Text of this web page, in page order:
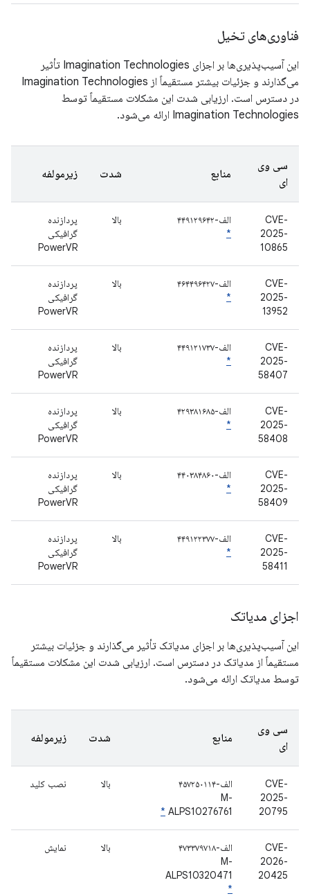
فناوری‌های تخیل
این آسیب‌پذیری‌ها بر اجزای Imagination Technologies تأثیر
می‌گذارند و جزئیات بیشتر مستقیماً از Imagination Technologies
در دسترس است. ارزیابی شدت این مشکلات مستقیماً توسط
Imagination Technologies ارائه می‌شود.
سی وی
ای
منابع شدت زیرمولفه
CVE-
2025-
10865
الف-۴۴۹۱۲۹۶۴۲
*
بالا
پردازنده
گرافیکی
PowerVR
CVE-
2025-
13952
الف-۴۶۴۴۹۶۴۲۷
*
بالا
پردازنده
گرافیکی
PowerVR
CVE-
2025-
58407
الف-۴۴۹۱۲۱۷۳۷
*
بالا
پردازنده
گرافیکی
PowerVR
CVE-
2025-
58408
الف-۴۲۹۳۸۱۶۸۵
*
بالا
پردازنده
گرافیکی
PowerVR
CVE-
2025-
58409
الف-۴۴۰۳۸۴۸۶۰
*
بالا
پردازنده
گرافیکی
PowerVR
CVE-
2025-
58411
الف-۴۴۹۱۲۲۳۷۷
*
بالا
پردازنده
گرافیکی
PowerVR
اجزای مدیاتک
این آسیب‌پذیری‌ها بر اجزای مدیاتک تأثیر می‌گذارند و جزئیات بیشتر
مستقیماً از مدیاتک در دسترس است. ارزیابی شدت این مشکلات مستقیماً
توسط مدیاتک ارائه می‌شود.
سی وی
ای
منابع شدت زیرمولفه
CVE-
2025-
20795
الف-۴۵۷۲۵۰۱۱۴
M-
ALPS10276761
*
بالا نصب کلید
CVE-
2026-
20425
الف-۴۷۳۳۷۹۷۱٨
M-
ALPS10320471
*
بالا نمایش